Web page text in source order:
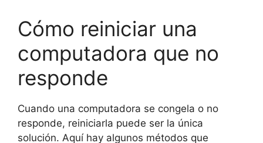
Cómo reiniciar una
computadora que no
responde
Cuando una computadora se congela o no
responde, reiniciarla puede ser la única
solución. Aquí hay algunos métodos que